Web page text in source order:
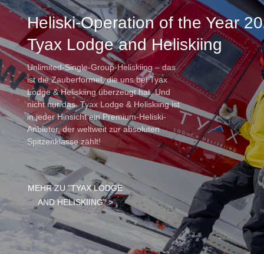
Heliski-Operation of the Year
Tyax Lodge and Heliskiing
Unlimited-Single-Group-Heliskiing – das
ist die Zauberformel, die uns bei Tyax
Lodge & Heliskiing überzeugt hat. Und
nicht nur das. Tyax Lodge & Heliskiing ist
in jeder Hinsicht ein Premium-Heliski-
Anbieter, der weltweit zur absoluten
Spitzenklasse zählt!
MEHR ZU "TYAX LODGE
AND HELISKIING" >